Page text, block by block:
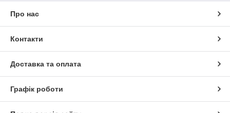
Про нас
Контакти
Доставка та оплата
Графік роботи